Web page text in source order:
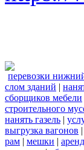
перевозки
слом зданий |
сборщиков мебели
строительного
нанять газель |
выгрузка вагонов |
рам | мешки |